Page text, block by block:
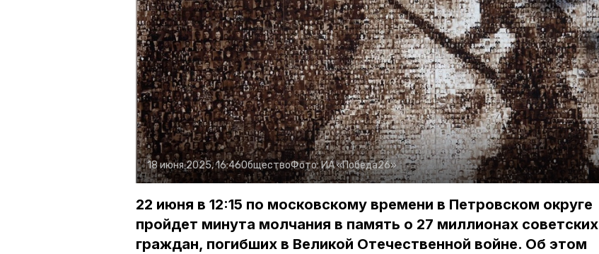
18 июня 2025, 16:46ОбществоФото:ИА «Победа26»
22 июня в 12:15 по московскому времени в Петровском округе
пройдет минута молчания в память о 27 миллионах советских
граждан, погибших в Великой Отечественной войне. Об этом